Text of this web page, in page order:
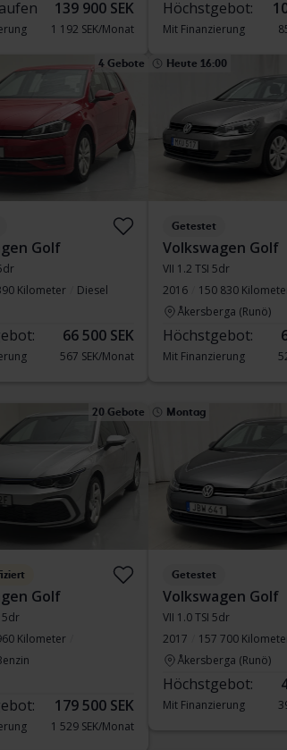
139 900 SEK
1 192 SEK/Monat
Höchstgebot:
Mit Finanzierung
4 Gebote
Golf
Kilometer
Diesel
66 500 SEK
567 SEK/Monat
Heute 16:00
Getestet
Volkswagen Golf
VII 1.2 TSI 5dr
2016
150 830
Åkersberga (Runö)
Höchstgebot:
Mit Finanzierung
20 Gebote
Golf
5dr
Kilometer
179 500 SEK
1 529 SEK/Monat
Montag
Getestet
Volkswagen Golf
VII 1.0 TSI 5dr
2017
157 700
Åkersberga (Runö)
Höchstgebot:
Mit Finanzierung